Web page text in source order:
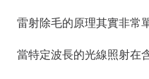
雷射除毛的原理其實非常
當特定波長的光線照射在